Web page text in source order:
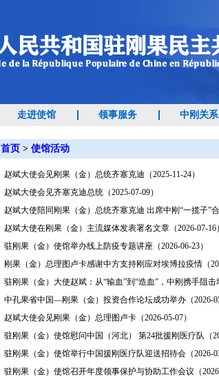
走进使馆 领事服务 中刚关系
首页> 使馆活动
赵斌大使会见刚果（金）总统齐塞克迪（2025-11-24）
赵斌大使会见齐塞克迪总统（2025-07-09）
赵斌大使陪同刚果（金）总统齐塞克迪 出席中刚“一揽子”
赵斌大使在刚果（金）主流媒体发表署名文章（2026-07-16）
驻刚果（金）使馆举办线上防疫专题讲座（2026-06-23）
刚果（金）总理图卢卡感谢中方支持刚应对埃博拉疫情（
驻刚果（金）大使赵斌：从“输血”到“造血”，中刚携手阻击
中孔果省中国—刚果（金）投资合作论坛成功举办（2026-
赵斌大使会见刚果（金）总理图卢卡（2026-05-07）
驻刚果（金）使馆慰问中国（河北） 第24批援刚医疗队（
驻刚果（金）使馆举行中国援刚医疗队迎送招待会（2026-
驻刚果（金）使馆召开年度领事保护与协助工作会议（2026-